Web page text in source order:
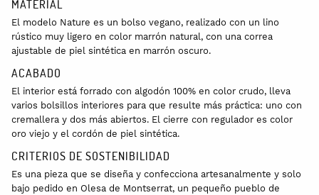
MATERIAL
El modelo Nature es un bolso vegano, realizado con un lino
rústico muy ligero en color marrón natural, con una correa
ajustable de piel sintética en marrón oscuro.
ACABADO
El interior está forrado con algodón 100% en color crudo, lleva
varios bolsillos interiores para que resulte más práctica: uno con
cremallera y dos más abiertos. El cierre con regulador es color
oro viejo y el cordón de piel sintética.
CRITERIOS DE SOSTENIBILIDAD
Es una pieza que se diseña y confecciona artesanalmente y solo
bajo pedido en Olesa de Montserrat, un pequeño pueblo de